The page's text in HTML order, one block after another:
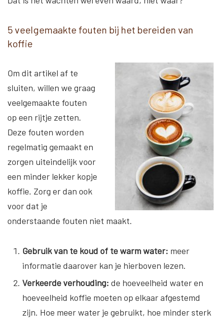
5 veelgemaakte fouten bij het bereiden van
koffie
Om dit artikel af te
sluiten, willen we graag
veelgemaakte fouten
op een rijtje zetten.
Deze fouten worden
regelmatig gemaakt en
zorgen uiteindelijk voor
een minder lekker kopje
koffie. Zorg er dan ook
voor dat je
onderstaande fouten niet maakt.
Gebruik van te koud of te warm water: meer
informatie daarover kan je hierboven lezen.
Verkeerde verhouding: de hoeveelheid water en
hoeveelheid koffie moeten op elkaar afgestemd
zijn. Hoe meer water je gebruikt, hoe minder sterk